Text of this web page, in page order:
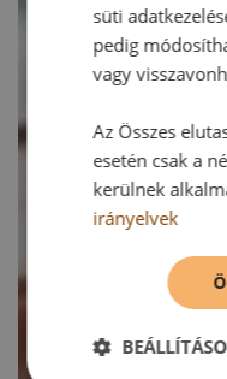
süti
pedig
vagy
Az Összes
esetén csak a
kerülnek
irányelvek